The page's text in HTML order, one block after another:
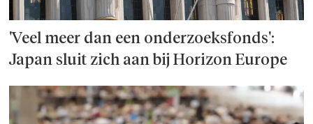
'Veel meer dan een onderzoeks­fonds':
Japan sluit zich aan bij Horizon Europe